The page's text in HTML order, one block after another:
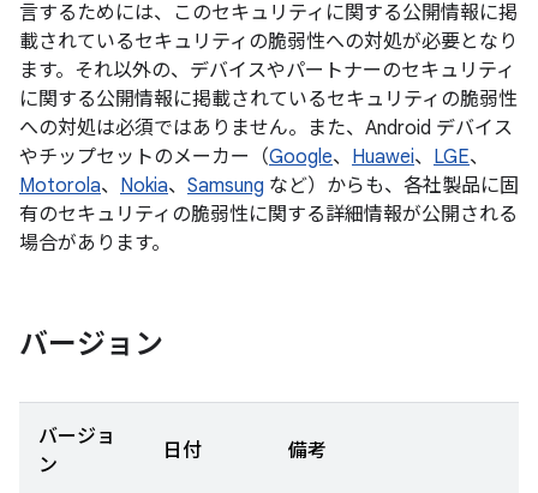
言するためには、このセキュリティに関する公開情報に掲
載されているセキュリティの脆弱性への対処が必要となり
ます。それ以外の、デバイスやパートナーのセキュリティ
に関する公開情報に掲載されているセキュリティの脆弱性
への対処は必須ではありません。また、Android デバイス
やチップセットのメーカー（Google、 Huawei、 LGE、
Motorola、 Nokia、 Samsung など）からも、各社製品に固
有のセキュリティの脆弱性に関する詳細情報が公開される
場合があります。
バージョン
バージョ
ン
日付 備考